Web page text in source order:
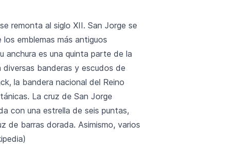
remonta al siglo XII. San Jorge se
emblemas más antiguos
anchura es una quinta parte de la
banderas y escudos de
la bandera nacional del Reino
La cruz de San Jorge
con una estrella de seis puntas,
de barras dorada. Asimismo, varios